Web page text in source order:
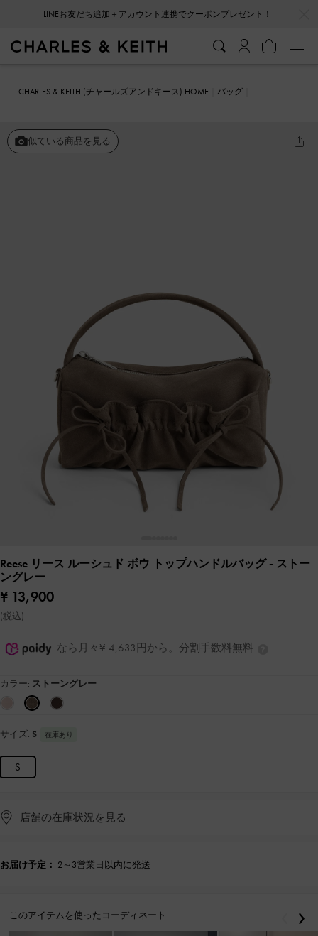
LINEお友だち追加＋アカウント連携でクーポンプレゼント！
CHARLES & KEITH (チャールズアンドキース) HOME
バッグ
似ている商品を見る
Reese リース ルーシュド ボウ トップハンドルバッグ- ストー
ングレー
¥ 13,900
(税込)
なら月々¥ 4,633円から。分割手数料無料
カラー: ストーングレー
サイズ: S 在庫あり
S
店舗の在庫状況を見る
お届け予定： 2～3営業日以内に発送
このアイテムを使ったコーディネート: 戻る